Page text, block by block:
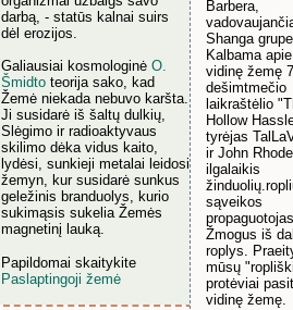
Barbera,
Shanga
Kalbama
vidinę žemę
dešimtmečio
laikraštėlio
Hollow
tyrėjas
ir John
ilgalaikis
sąveikos
Žmogus iš
roplys.
mūsų
protėviai
vidinę žemę.
darbą, - statūs kalnai suirs
dėl erozijos.
Galiausiai kosmologinė O.
Šmidto teorija sako, kad
Žemė niekada nebuvo karšta.
Ji susidarė iš šaltų dulkių,
Slėgimo ir radioaktyvaus
skilimo dėka vidus kaito,
lydėsi, sunkieji metalai leidosi
žemyn, kur susidarė sunkus
geležinis branduolys, kurio
sukimąsis sukelia Žemės
magnetinį lauką.
Papildomai skaitykite
Paslaptingoji žemė